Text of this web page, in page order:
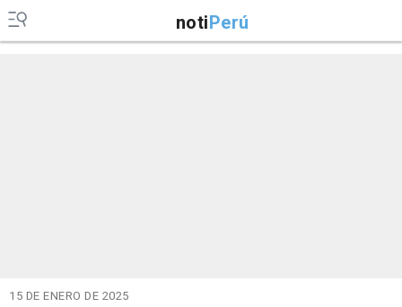
notiPerú
15 DE ENERO DE 2025